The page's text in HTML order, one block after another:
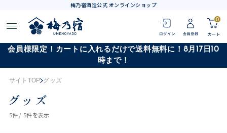
梅乃宿酒造公式 オンラインショップ
0
会員様限定！カートに入れるだけで送料無料に！8月17日10
時まで！
サイトTOP グッズ
グッズ
5件 / 5件を表示